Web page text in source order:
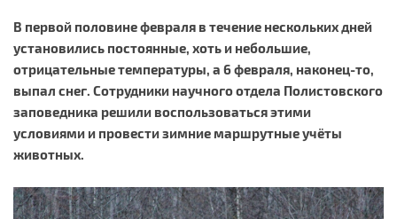
В первой половине февраля в течение нескольких дней
установились постоянные, хоть и небольшие,
отрицательные температуры, а 6 февраля, наконец-то,
выпал снег. Сотрудники научного отдела Полистовского
заповедника решили воспользоваться этими
условиями и провести зимние маршрутные учёты
животных.